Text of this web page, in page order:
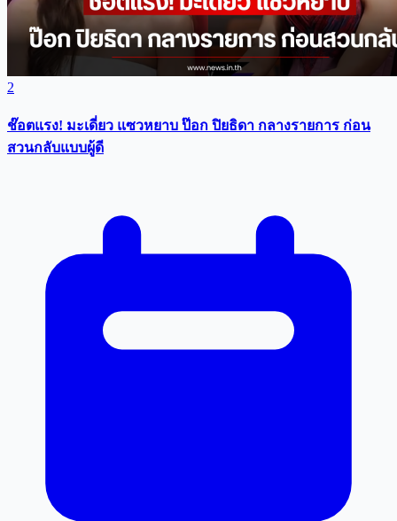
2
ช๊อตแรง! มะเดี่ยว แซวหยาบ ป๊อก ปิยธิดา กลางรายการ ก่อน
สวนกลับแบบผู้ดี